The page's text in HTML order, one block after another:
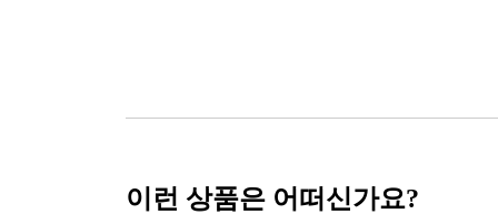
이런 상품은 어떠신가요?